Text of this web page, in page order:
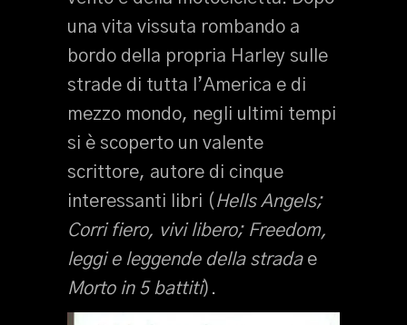
una vita vissuta rombando a
bordo della propria Harley sulle
strade di tutta l’America e di
mezzo mondo, negli ultimi tempi
si è scoperto un valente
scrittore, autore di cinque
interessanti libri ( Hells Angels;
Corri fiero, vivi libero; Freedom,
leggi e leggende della strada e
Morto in 5 battiti).